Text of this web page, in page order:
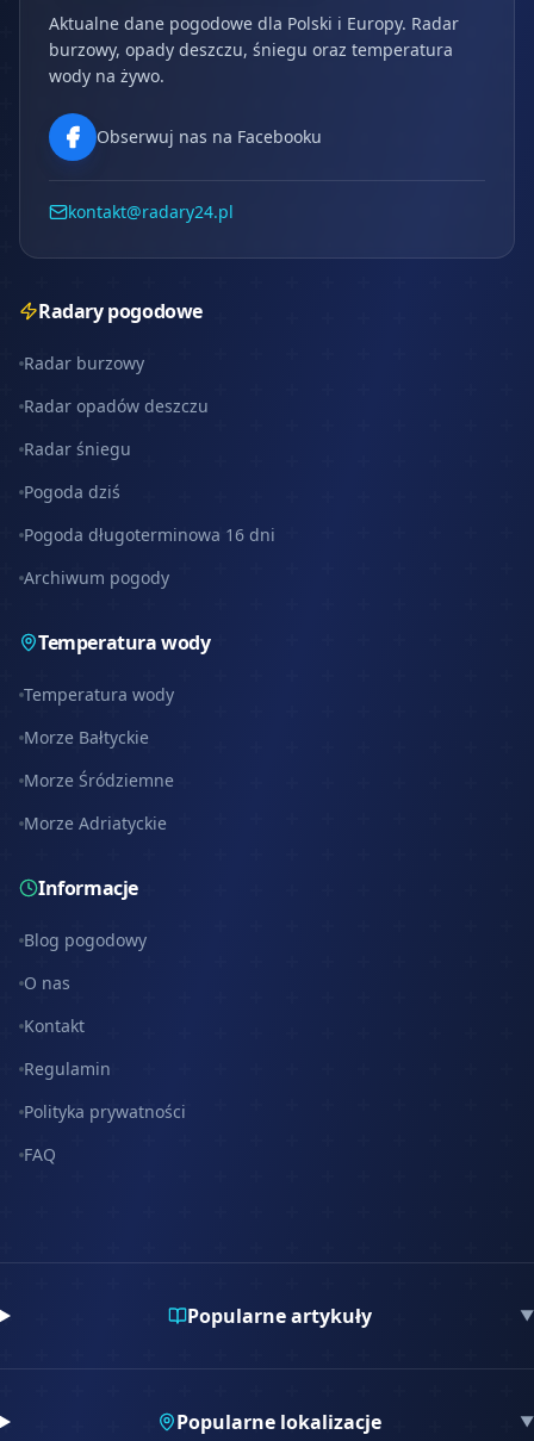
Aktualne dane pogodowe dla Polski i Europy. Radar
burzowy, opady deszczu, śniegu oraz temperatura
wody na żywo.
Obserwuj nas na Facebooku
kontakt@radary24.pl
Radary pogodowe
Radar burzowy
Radar opadów deszczu
Radar śniegu
Pogoda dziś
Pogoda długoterminowa 16 dni
Archiwum pogody
Temperatura wody
Temperatura wody
Morze Bałtyckie
Morze Śródziemne
Morze Adriatyckie
Informacje
Blog pogodowy
O nas
Kontakt
Regulamin
Polityka prywatności
FAQ
Popularne artykuły ▼
Popularne lokalizacje ▼